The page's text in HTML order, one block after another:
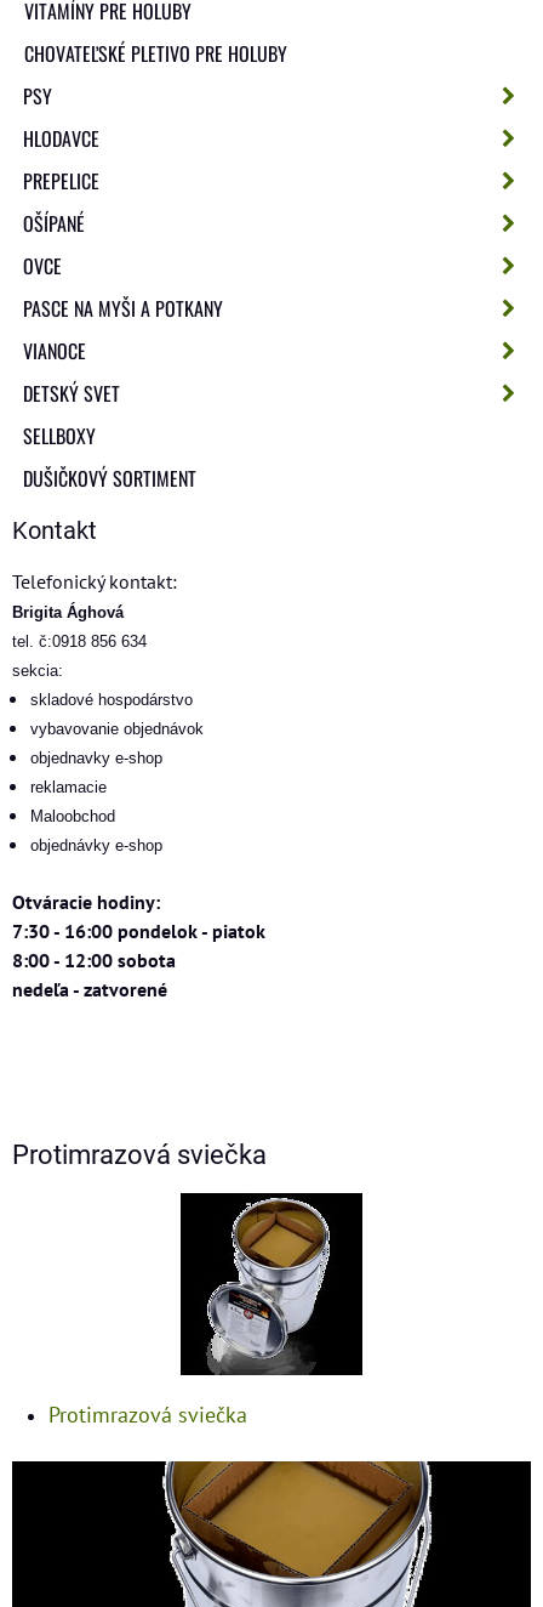
VITAMÍNY PRE HOLUBY
CHOVATEĽSKÉ PLETIVO PRE HOLUBY
PSY
HLODAVCE
PREPELICE
OŠÍPANÉ
OVCE
PASCE NA MYŠI A POTKANY
VIANOCE
DETSKÝ SVET
SELLBOXY
DUŠIČKOVÝ SORTIMENT
Kontakt
Telefonický kontakt:
Brigita Ághová
tel. č:0918 856 634
sekcia:
skladové hospodárstvo
vybavovanie objednávok
objednavky e-shop
reklamacie
Maloobchod
objednávky e-shop
Otváracie hodiny:
7:30 - 16:00 pondelok - piatok
8:00 - 12:00 sobota
nedeľa - zatvorené
Protimrazová sviečka
Protimrazová sviečka